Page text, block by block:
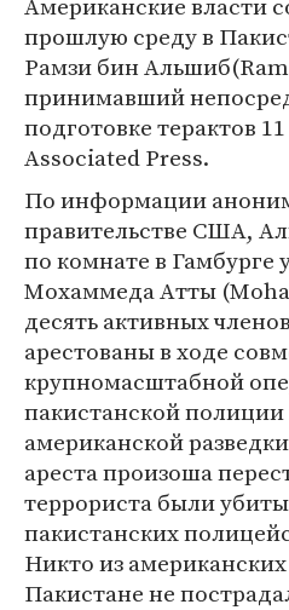
прошлую среду в
Рамзи бин
принимавший
подготовке терактов
Associated Press.
По информации
правительстве США,
по комнате в Гамбурге
Мохаммеда Атты
десять активных
арестованы в ходе
крупномасштабной
пакистанской
американской
ареста произоша
террориста были
пакистанских
Никто из
Пакистане не